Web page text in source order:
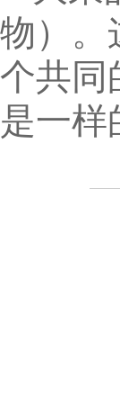
物）。
个共同
是一样